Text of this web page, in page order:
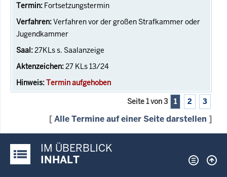
Fortsetzungstermin
Verfahren vor der großen Strafkammer oder
Jugendkammer
27KLs s. Saalanzeige
27 KLs 13/24
Termin aufgehoben
Seite 1 von 3 1 2 3
[Alle Termine auf einer Seite darstellen ]
Justiz-Portal im Überblick:
IM ÜBERBLICK
INHALT